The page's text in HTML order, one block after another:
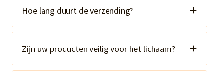
Hoe lang duurt de verzending?
Zijn uw producten veilig voor het lichaam?